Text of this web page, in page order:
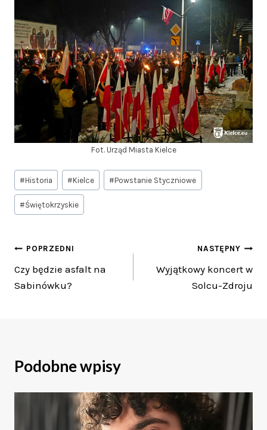
Fot. Urząd Miasta Kielce
Tagi
wpisu:
#Historia #Kielce #Powstanie Styczniowe
#Świętokrzyskie
Nawigacja
wpisu
POPRZEDNI
Czy będzie asfalt na
Sabinówku?
NASTĘPNY
Wyjątkowy koncert w
Solcu-Zdroju
Podobne wpisy